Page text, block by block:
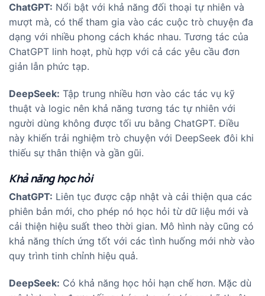
ChatGPT: Nổi bật với khả năng đối thoại tự nhiên và
mượt mà, có thể tham gia vào các cuộc trò chuyện đa
dạng với nhiều phong cách khác nhau. Tương tác của
ChatGPT linh hoạt, phù hợp với cả các yêu cầu đơn
giản lẫn phức tạp.
DeepSeek: Tập trung nhiều hơn vào các tác vụ kỹ
thuật và logic nên khả năng tương tác tự nhiên với
người dùng không được tối ưu bằng ChatGPT. Điều
này khiến trải nghiệm trò chuyện với DeepSeek đôi khi
thiếu sự thân thiện và gần gũi.
Khả năng học hỏi
ChatGPT: Liên tục được cập nhật và cải thiện qua các
phiên bản mới, cho phép nó học hỏi từ dữ liệu mới và
cải thiện hiệu suất theo thời gian. Mô hình này cũng có
khả năng thích ứng tốt với các tình huống mới nhờ vào
quy trình tinh chỉnh hiệu quả.
DeepSeek: Có khả năng học hỏi hạn chế hơn. Mặc dù